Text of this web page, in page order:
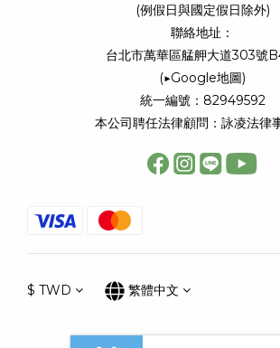
(例假日與國定假日除外)
聯絡地址：
台北市萬華區艋舺大道303號
(▶Google地圖)
統一編號：82949592
本公司聘任法律顧問：詠凌法律
$ TWD 繁體中文